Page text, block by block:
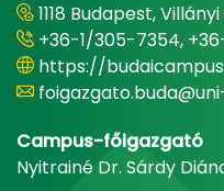
1118 Budapest,
+36-1/305-7354,
https://
Campus-főigazgató
Nyitrainé Dr. Sárdy